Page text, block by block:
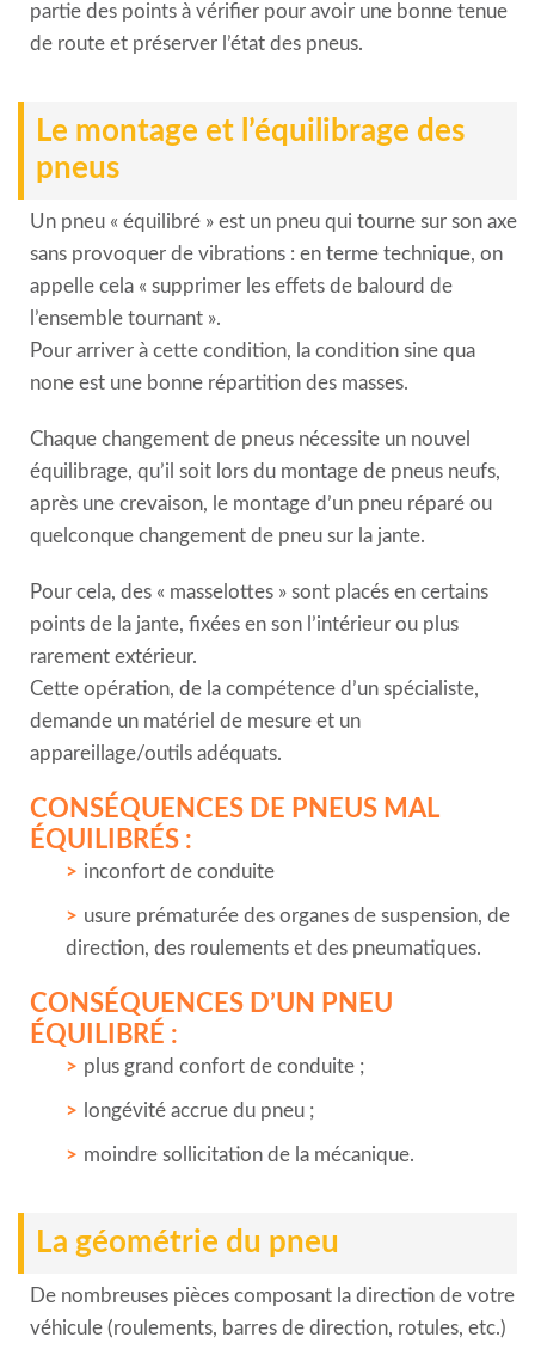
partie des points à vérifier pour avoir une bonne tenue
de route et préserver l’état des pneus.
Le montage et l’équilibrage des
pneus
Un pneu « équilibré » est un pneu qui tourne sur son axe
sans provoquer de vibrations : en terme technique, on
appelle cela « supprimer les effets de balourd de
l’ensemble tournant ».
Pour arriver à cette condition, la condition sine qua
none est une bonne répartition des masses.
Chaque changement de pneus nécessite un nouvel
équilibrage, qu’il soit lors du montage de pneus neufs,
après une crevaison, le montage d’un pneu réparé ou
quelconque changement de pneu sur la jante.
Pour cela, des « masselottes » sont placés en certains
points de la jante, fixées en son l’intérieur ou plus
rarement extérieur.
Cette opération, de la compétence d’un spécialiste,
demande un matériel de mesure et un
appareillage/outils adéquats.
CONSÉQUENCES DE PNEUS MAL
ÉQUILIBRÉS :
inconfort de conduite
usure prématurée des organes de suspension, de
direction, des roulements et des pneumatiques.
CONSÉQUENCES D’UN PNEU
ÉQUILIBRÉ :
plus grand confort de conduite ;
longévité accrue du pneu ;
moindre sollicitation de la mécanique.
La géométrie du pneu
De nombreuses pièces composant la direction de votre
véhicule (roulements, barres de direction, rotules, etc.)